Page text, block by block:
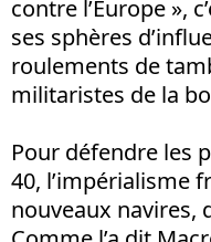
contre l’Europe »,
ses sphères
roulements de
militaristes de la
Pour défendre les
40, l’impérialisme
nouveaux navires,